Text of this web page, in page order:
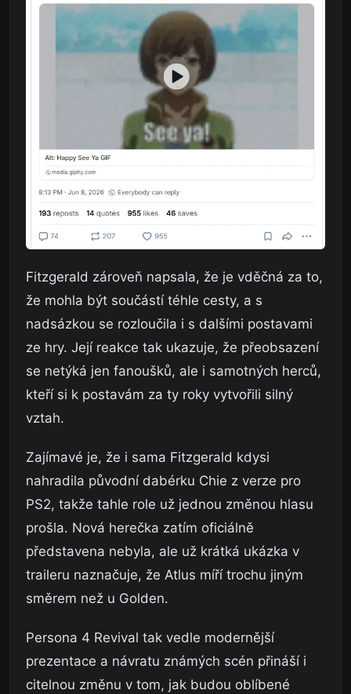
Fitzgerald zároveň napsala, že je vděčná za to,
že mohla být součástí téhle cesty, a s
nadsázkou se rozloučila i s dalšími postavami
ze hry. Její reakce tak ukazuje, že přeobsazení
se netýká jen fanoušků, ale i samotných herců,
kteří si k postavám za ty roky vytvořili silný
vztah.
Zajímavé je, že i sama Fitzgerald kdysi
nahradila původní dabérku Chie z verze pro
PS2, takže tahle role už jednou změnou hlasu
prošla. Nová herečka zatím oficiálně
představena nebyla, ale už krátká ukázka v
traileru naznačuje, že Atlus míří trochu jiným
směrem než u Golden.
Persona 4 Revival tak vedle modernější
prezentace a návratu známých scén přináší i
citelnou změnu v tom, jak budou oblíbené